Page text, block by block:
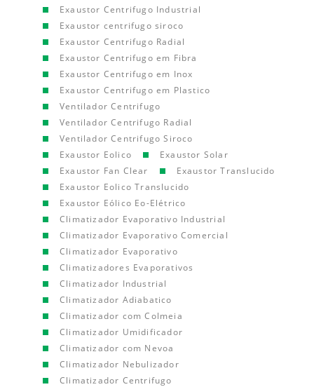
Exaustor Centrifugo Industrial
Exaustor centrifugo siroco
Exaustor Centrifugo Radial
Exaustor Centrifugo em Fibra
Exaustor Centrifugo em Inox
Exaustor Centrifugo em Plastico
Ventilador Centrifugo
Ventilador Centrifugo Radial
Ventilador Centrifugo Siroco
Exaustor Eolico
Exaustor Solar
Exaustor Fan Clear
Exaustor Translucido
Exaustor Eolico Translucido
Exaustor Eólico Eo-Elétrico
Climatizador Evaporativo Industrial
Climatizador Evaporativo Comercial
Climatizador Evaporativo
Climatizadores Evaporativos
Climatizador Industrial
Climatizador Adiabatico
Climatizador com Colmeia
Climatizador Umidificador
Climatizador com Nevoa
Climatizador Nebulizador
Climatizador Centrifugo